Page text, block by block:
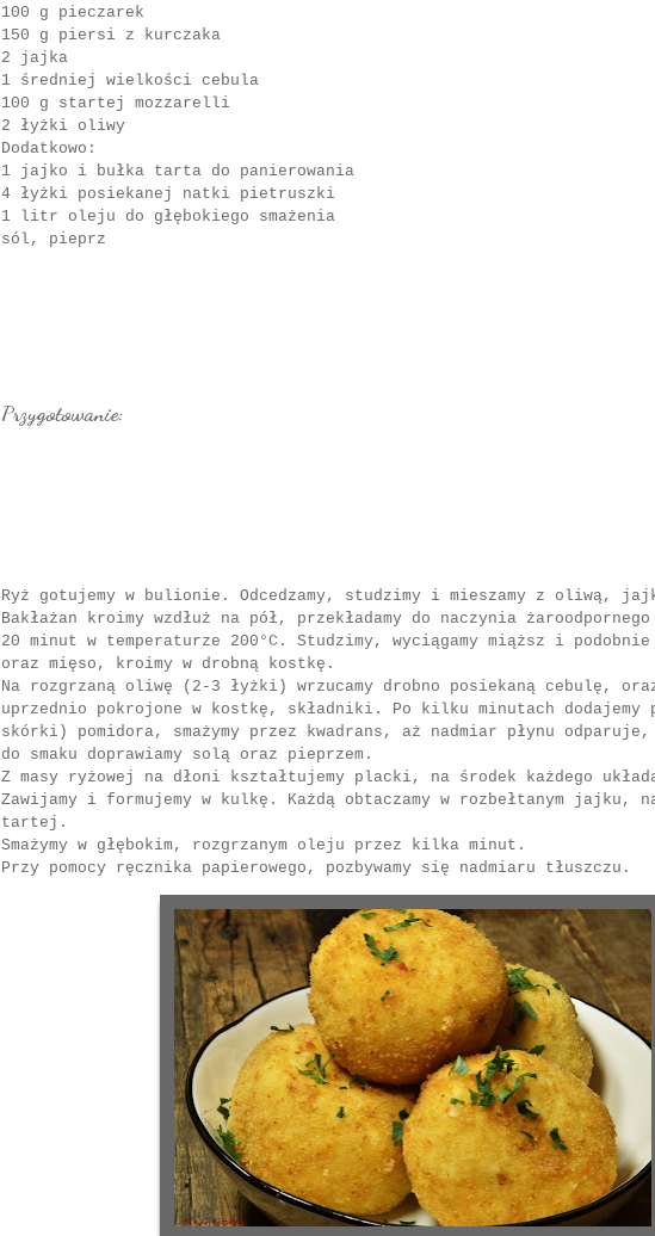
100 g pieczarek
150 g piersi z kurczaka
2 jajka
1 średniej wielkości cebula
100 g startej mozzarelli
2 łyżki oliwy
Dodatkowo:
1 jajko i bułka tarta do panierowania
4 łyżki posiekanej natki pietruszki
1 litr oleju do głębokiego smażenia
sól, pieprz
Przygotowanie:
Ryż gotujemy w bulionie. Odcedzamy, studzimy i mieszamy z oliwą,
Bakłażan kroimy wzdłuż na pół, przekładamy do naczynia
20 minut w temperaturze 200°C. Studzimy, wyciągamy miąższ i
oraz mięso, kroimy w drobną kostkę.
Na rozgrzaną oliwę (2-3 łyżki) wrzucamy drobno posiekaną cebulę,
uprzednio pokrojone w kostkę, składniki. Po kilku minutach dodajemy
skórki) pomidora, smażymy przez kwadrans, aż nadmiar płynu odparuje,
do smaku doprawiamy solą oraz pieprzem.
Z masy ryżowej na dłoni kształtujemy placki, na środek każdego
Zawijamy i formujemy w kulkę. Każdą obtaczamy w rozbełtanym jajku,
tartej.
Smażymy w głębokim, rozgrzanym oleju przez kilka minut.
Przy pomocy ręcznika papierowego, pozbywamy się nadmiaru tłuszczu.